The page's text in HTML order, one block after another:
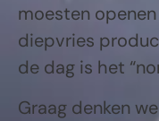
moesten
diepvries
de dag is het
Graag denken